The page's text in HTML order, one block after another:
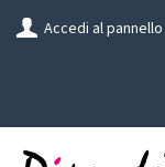
Accedi al pannello